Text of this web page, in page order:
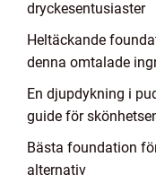
dryckesentusiaster
Heltäckande
denna omtalade
En djupdykning i
guide för
Bästa foundation
alternativ